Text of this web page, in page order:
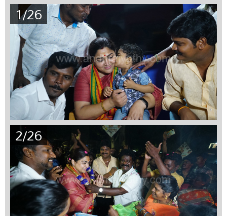
1/26
2/26